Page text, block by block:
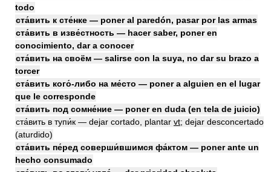
todo
ста́вить к сте́нке — poner al paredón, pasar por las armas
ста́вить в изве́стность — hacer saber, poner en
conocimiento, dar a conocer
ста́вить на своём — salirse con la suya, no dar su brazo a
torcer
ста́вить кого́-либо на ме́сто — poner a alguien en el lugar
que le corresponde
ста́вить под сомне́ние — poner en duda (en tela de juicio)
ста́вить в тупи́к — dejar cortado, plantar vt; dejar desconcertado
(aturdido)
ста́вить пе́ред соверши́вшимся фа́ктом — poner ante un
hecho consumado